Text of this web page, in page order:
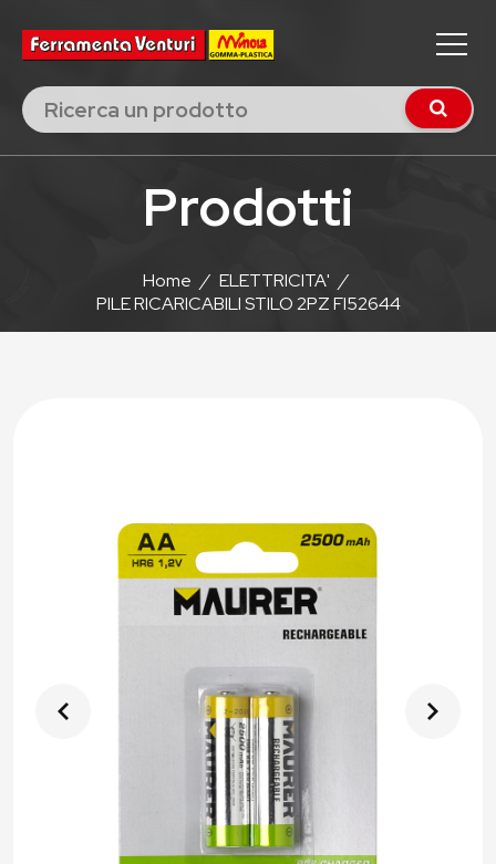
Prodotti
Home / ELETTRICITA' /
PILE RICARICABILI STILO 2PZ FI52644